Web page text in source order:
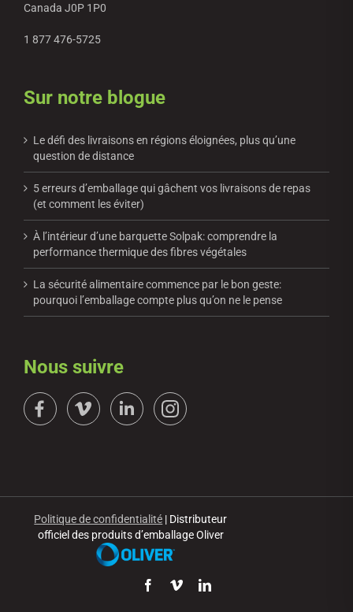
Canada J0P 1P0
1 877 476-5725
Sur notre blogue
Le défi des livraisons en régions éloignées, plus qu’une
question de distance
5 erreurs d’emballage qui gâchent vos livraisons de repas
(et comment les éviter)
À l’intérieur d’une barquette Solpak: comprendre la
performance thermique des fibres végétales
La sécurité alimentaire commence par le bon geste:
pourquoi l’emballage compte plus qu’on ne le pense
Nous suivre
Politique de confidentialité | Distributeur
officiel des produits d’emballage Oliver
Facebook
VimeoLinkedIn